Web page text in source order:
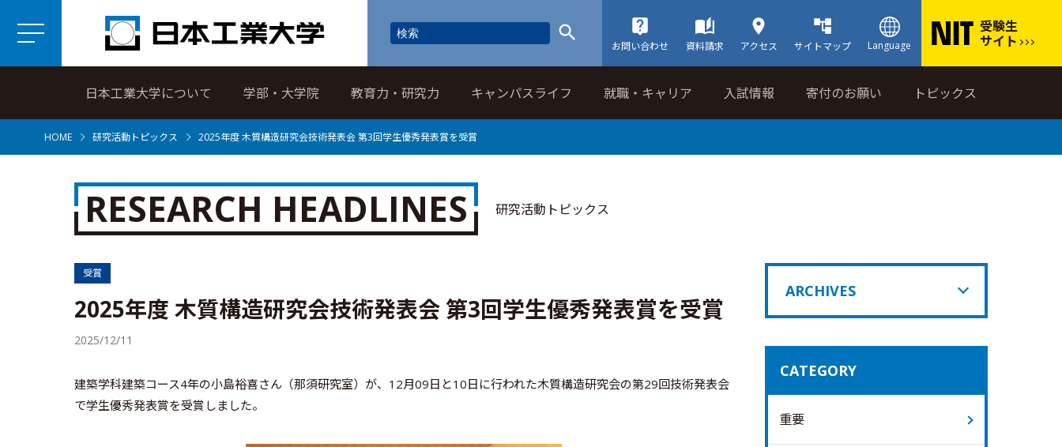
お問い合わせ 資料請求 アクセス サイトマップ Language
受験生
サイト
日本工業大学について 学部・大学院 教育力・研究力 キャンパスライフ 就職・キャリア 入試情報 寄付のお願い トピックス
HOME 研究活動トピックス 2025年度 木質構造研究会技術発表会 第3回学生優秀発表賞を受賞
RESEARCH HEADLINES 研究活動トピックス
受賞
2025年度 木質構造研究会技術発表会 第3回学生優秀発表賞を受賞
2025/12/11
建築学科建築コース4年の小島裕喜さん（那須研究室）が、12月09日と10日に行われた木質構造研究会の第29回技術発表会
で学生優秀発表賞を受賞しました。
ARCHIVES
CATEGORY
重要